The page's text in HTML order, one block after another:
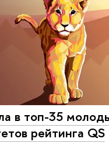
в топ-35
рейтинга QS